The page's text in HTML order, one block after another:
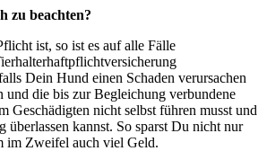
zu beachten?
ist, so ist es auf alle Fälle
Dein Hund einen Schaden verursachen
und die bis zur Begleichung verbundene
Geschädigten nicht selbst führen musst und
überlassen kannst. So sparst Du nicht nur
im Zweifel auch viel Geld.